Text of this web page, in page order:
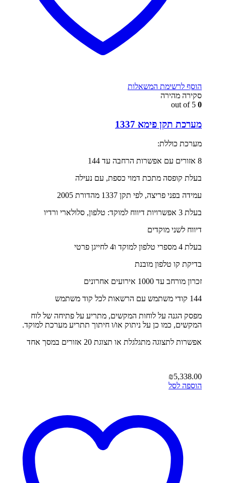
הוסף לרשימת המשאלות
סקירה מהירה
0
מערכת תקן פימא 1337
מערכת כוללת:
8 אזורים עם אפשרות הרחבה עד 144
בעלת קופסה מתכת דמוי כספת, עם נעילה
עמידה בפני פריצה, לפי תקן 1337 מהדורת 2005
בעלת 3 אפשרויות דיווח למוקד: טלפון, סלולארי ורדיו
דיווח לשני מוקדים
בעלת 4 מספרי טלפון למוקד ו4 לחייגן פרטי
בדיקת קו טלפון מובנת
זכרון מורחב עד 1000 אירועים אחרונים
144 קודי משתמש עם הרשאות לכל קוד משתמש
מפסק הגנה על לוחות המקשים, מתריע על פתיחה של לוח
המקשים, כמו כן על ניתוק או/ו חיתוך תתריע מערכת למוקד.
אפשרות לתצוגה מתגלגלת או תצוגת 20 אזורים במסך אחד
₪5,338.00
הוספה לסל